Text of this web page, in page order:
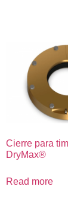
Cierre para
DryMax®
Read more